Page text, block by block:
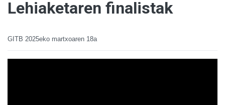
Lehiaketaren finalistak
GITB 2025eko martxoaren 18a